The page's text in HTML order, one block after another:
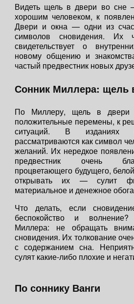
Видеть щель в двери во сне
хорошим человеком, к
Двери и окна — одни из
символов сновидения. Их
свидетельствует о
новому общению и
частый предвестник новых
Сонник Миллера: щель
По Миллеру, щель в
положительные перемены, к
ситуаций. В изданиях
рассматриваются как символ
желаний. Их нередкое
предвестник очень
процветающего будущего,
открывать их — сулит
материальное и денежное
Что делать, если
беспокойство и
Миллера: не обращать
сновидения. Их толкование
с содержанием сна.
сулят какие-либо плохие и
По соннику Ванги